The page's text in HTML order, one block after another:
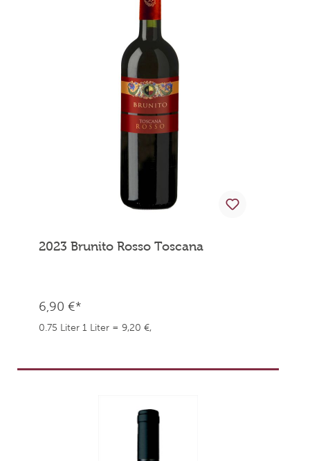
2023 Brunito Rosso Toscana
6,90 €*
0.75 Liter 1 Liter = 9,20 €,